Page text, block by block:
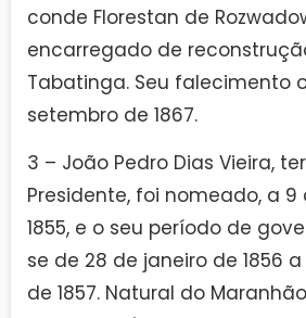
conde Florestan de
encarregado de
Tabatinga. Seu falecimento
setembro de 1867.
3 – João Pedro Dias Vieira,
Presidente, foi nomeado, a
1855, e o seu período de
se de 28 de janeiro de 1856
de 1857. Natural do